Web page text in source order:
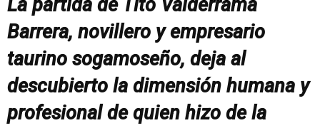
La partida de Tito Valderrama
Barrera, novillero y empresario
taurino sogamoseño, deja al
descubierto la dimensión humana y
profesional de quien hizo de la